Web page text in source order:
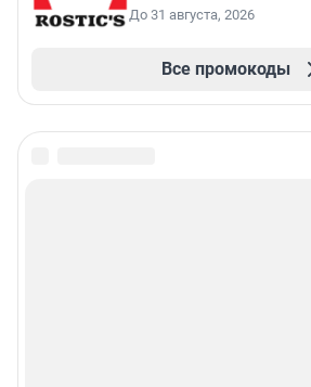
До 31 августа, 2026
Все промокоды